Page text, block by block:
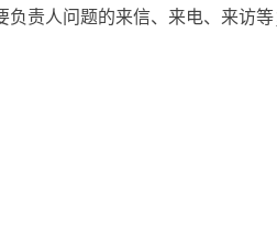
责人问题的来信、来电、来访等